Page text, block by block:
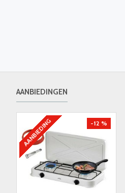
AANBIEDINGEN
AANBIEDING -12 %